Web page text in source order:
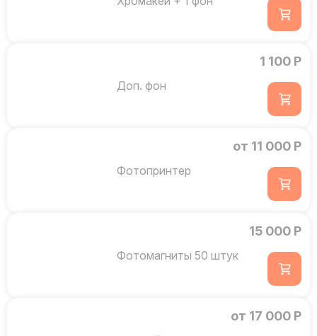
Доп. фон
1 100 Р
Фотопринтер
от 11 000 Р
Фотомагниты 50 штук
15 000 Р
от 17 000 Р